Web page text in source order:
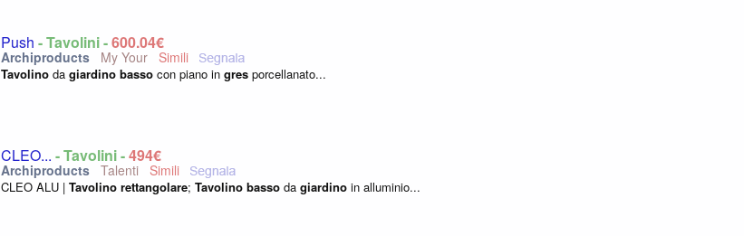
Push - Tavolini -600,04€
My Your
Tavolino da giardino basso con piano in gres porcellanato...
CLEO... - Tavolini -494€
Talenti
CLEO ALU | Tavolino rettangolare; Tavolino basso da giardino in alluminio...